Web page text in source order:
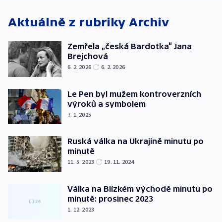
Aktuálně z rubriky Archiv
Zemřela „česká Bardotka“ Jana
Brejchová
6. 2. 2026 6. 2. 2026
Le Pen byl mužem kontroverzních
výroků a symbolem
7. 1. 2025
Ruská válka na Ukrajině minutu po
minutě
11. 5. 2023 19. 11. 2024
Válka na Blízkém východě minutu po
minutě: prosinec 2023
1. 12. 2023